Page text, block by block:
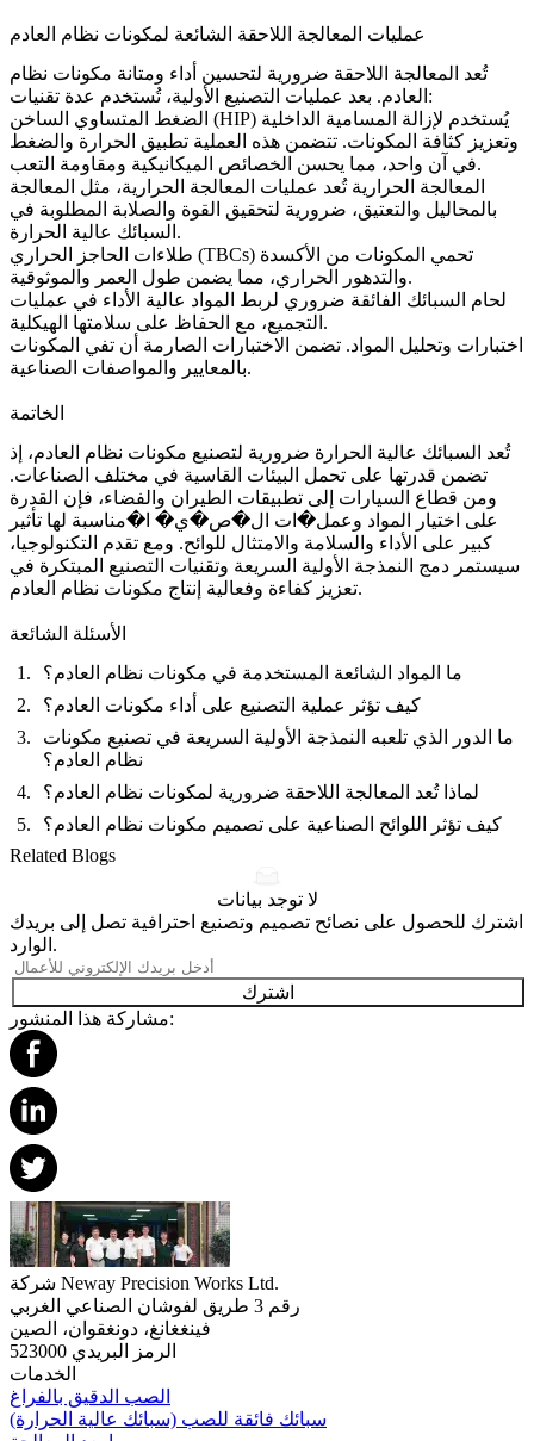
عمليات المعالجة اللاحقة الشائعة لمكونات نظام العادم
تُعد المعالجة اللاحقة ضرورية لتحسين أداء ومتانة مكونات نظام
العادم. بعد عمليات التصنيع الأولية، تُستخدم عدة تقنيات:
الضغط المتساوي الساخن (HIP)
وتعزيز كثافة المكونات. تتضمن هذه العملية تطبيق الحرارة والضغط
في آن واحد، مما يحسن الخصائص الميكانيكية ومقاومة التعب.
المعالجة الحرارية تُعد عمليات المعالجة الحرارية، مثل المعالجة
بالمحاليل والتعتيق، ضرورية لتحقيق القوة والصلابة المطلوبة في
السبائك عالية الحرارة.
طلاءات الحاجز الحراري (TBCs)
والتدهور الحراري، مما يضمن طول العمر والموثوقية.
لحام السبائك الفائقة ضروري لربط المواد عالية الأداء في عمليات
التجميع، مع الحفاظ على سلامتها الهيكلية.
اختبارات وتحليل المواد. تضمن الاختبارات الصارمة أن تفي المكونات
بالمعايير والمواصفات الصناعية.
الخاتمة
تُعد السبائك عالية الحرارة ضرورية لتصنيع مكونات نظام العادم، إذ
تضمن قدرتها على تحمل البيئات القاسية في مختلف الصناعات.
ومن قطاع السيارات إلى تطبيقات الطيران والفضاء، فإن القدرة
على اختيار المواد وعمل�ات ال�ص�ي� ا�مناسبة لها تأثير
كبير على الأداء والسلامة والامتثال للوائح. ومع تقدم التكنولوجيا،
سيستمر دمج النمذجة الأولية السريعة وتقنيات التصنيع المبتكرة في
تعزيز كفاءة وفعالية إنتاج مكونات نظام العادم.
الأسئلة الشائعة
ما المواد الشائعة المستخدمة في مكونات نظام العادم؟
كيف تؤثر عملية التصنيع على أداء مكونات العادم؟
ما الدور الذي تلعبه النمذجة الأولية السريعة في تصنيع مكونات
نظام العادم؟
لماذا تُعد المعالجة اللاحقة ضرورية لمكونات نظام العادم؟
كيف تؤثر اللوائح الصناعية على تصميم مكونات نظام العادم؟
Related Blogs
لا توجد بيانات
اشترك للحصول على نصائح تصميم وتصنيع احترافية تصل إلى بريدك
الوارد.
اشترك
مشاركة هذا المنشور:
شركة Neway Precision Works Ltd.
رقم 3 طريق لفوشان الصناعي الغربي
فينغغانغ، دونغقوان، الصين
الرمز البريدي 523000
الخدمات
الصب الدقيق بالفراغ
سبائك فائقة للصب (سبائك عالية الحرارة)